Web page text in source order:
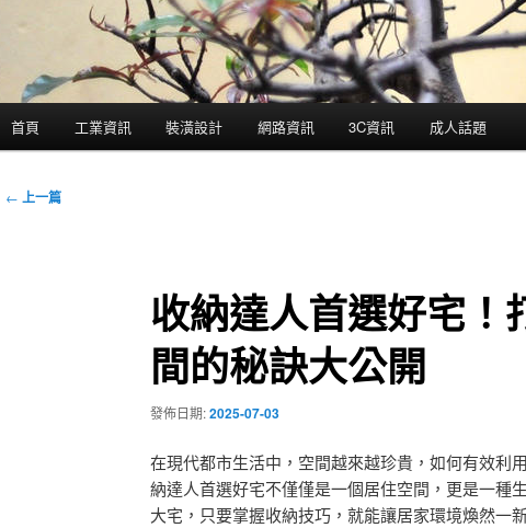
首頁 工業資訊 裝潢設計 網路資訊 3C資訊 成人話題
文
← 上一篇
收納達人首選好宅！
間的秘訣大公開
發佈日期:2025-07-03
在現代都市生活中，空間越來越珍貴，如何有效利
納達人首選好宅不僅僅是一個居住空間，更是一種
大宅，只要掌握收納技巧，就能讓居家環境煥然一